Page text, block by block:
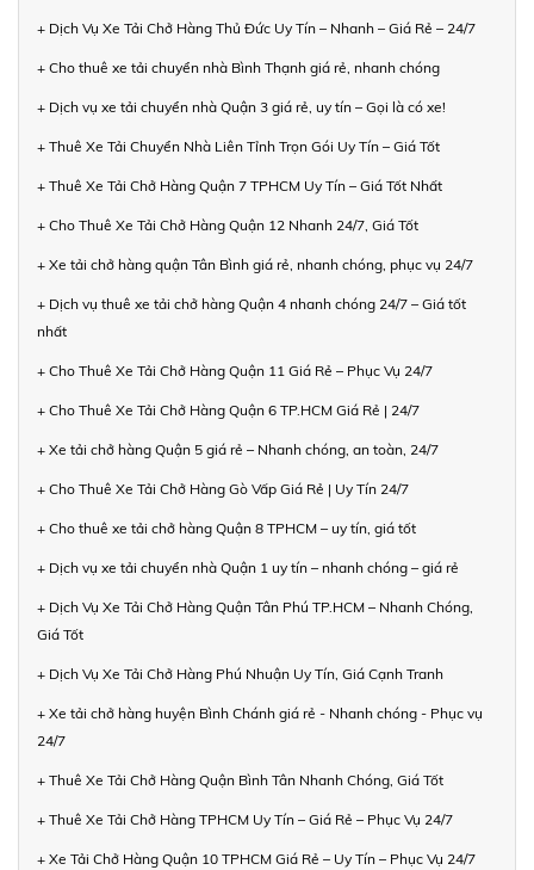
+ Dịch Vụ Xe Tải Chở Hàng Thủ Đức Uy Tín – Nhanh – Giá Rẻ – 24/7
+ Cho thuê xe tải chuyển nhà Bình Thạnh giá rẻ, nhanh chóng
+ Dịch vụ xe tải chuyển nhà Quận 3 giá rẻ, uy tín – Gọi là có xe!
+ Thuê Xe Tải Chuyển Nhà Liên Tỉnh Trọn Gói Uy Tín – Giá Tốt
+ Thuê Xe Tải Chở Hàng Quận 7 TPHCM Uy Tín – Giá Tốt Nhất
+ Cho Thuê Xe Tải Chở Hàng Quận 12 Nhanh 24/7, Giá Tốt
+ Xe tải chở hàng quận Tân Bình giá rẻ, nhanh chóng, phục vụ 24/7
+ Dịch vụ thuê xe tải chở hàng Quận 4 nhanh chóng 24/7 – Giá tốt
nhất
+ Cho Thuê Xe Tải Chở Hàng Quận 11 Giá Rẻ – Phục Vụ 24/7
+ Cho Thuê Xe Tải Chở Hàng Quận 6 TP.HCM Giá Rẻ | 24/7
+ Xe tải chở hàng Quận 5 giá rẻ – Nhanh chóng, an toàn, 24/7
+ Cho Thuê Xe Tải Chở Hàng Gò Vấp Giá Rẻ | Uy Tín 24/7
+ Cho thuê xe tải chở hàng Quận 8 TPHCM – uy tín, giá tốt
+ Dịch vụ xe tải chuyển nhà Quận 1 uy tín – nhanh chóng – giá rẻ
+ Dịch Vụ Xe Tải Chở Hàng Quận Tân Phú TP.HCM – Nhanh Chóng,
Giá Tốt
+ Dịch Vụ Xe Tải Chở Hàng Phú Nhuận Uy Tín, Giá Cạnh Tranh
+ Xe tải chở hàng huyện Bình Chánh giá rẻ - Nhanh chóng - Phục vụ
24/7
+ Thuê Xe Tải Chở Hàng Quận Bình Tân Nhanh Chóng, Giá Tốt
+ Thuê Xe Tải Chở Hàng TPHCM Uy Tín – Giá Rẻ – Phục Vụ 24/7
+ Xe Tải Chở Hàng Quận 10 TPHCM Giá Rẻ – Uy Tín – Phục Vụ 24/7